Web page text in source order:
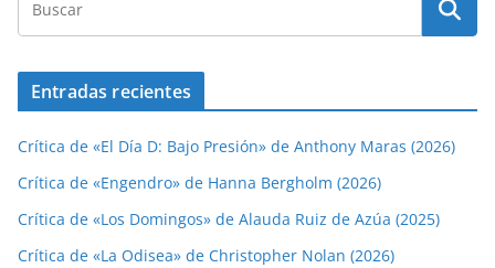
Entradas recientes
Crítica de «El Día D: Bajo Presión» de Anthony Maras (2026)
Crítica de «Engendro» de Hanna Bergholm (2026)
Crítica de «Los Domingos» de Alauda Ruiz de Azúa (2025)
Crítica de «La Odisea» de Christopher Nolan (2026)